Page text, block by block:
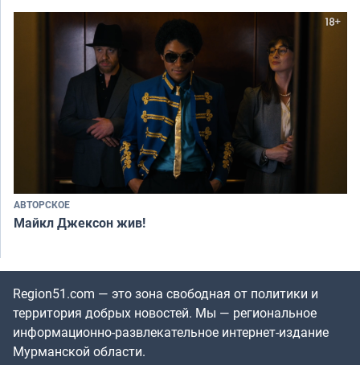
АВТОРСКОЕ
Майкл Джексон жив!
Region51.com — это зона свободная от политики и
территория добрых новостей. Мы — региональное
информационно-развлекательное интернет-издание
Мурманской области.